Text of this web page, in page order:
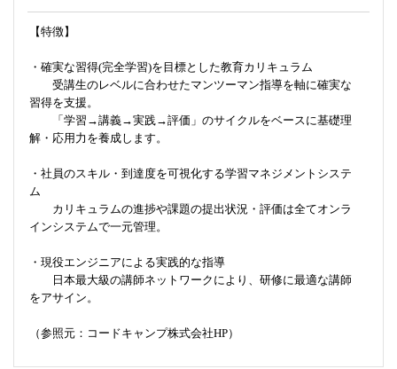
【特徴】
・確実な習得(完全学習)を目標とした教育カリキュラム
受講生のレベルに合わせたマンツーマン指導を軸に確実な
習得を支援。
「学習→講義→実践→評価」のサイクルをベースに基礎理
解・応用力を養成します。
・社員のスキル・到達度を可視化する学習マネジメントシステ
ム
カリキュラムの進捗や課題の提出状況・評価は全てオンラ
インシステムで一元管理。
・現役エンジニアによる実践的な指導
日本最大級の講師ネットワークにより、研修に最適な講師
をアサイン。
（参照元：コードキャンプ株式会社HP）